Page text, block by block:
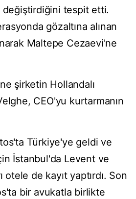
değiştirdiğini tespit etti.
gözaltına alınan
Maltepe Cezaevi'ne
şirketin Hollandalı
CEO'yu kurtarmanın
Türkiye'ye geldi ve
İstanbul'da Levent ve
otele de kayıt yaptırdı. Son
bir avukatla birlikte